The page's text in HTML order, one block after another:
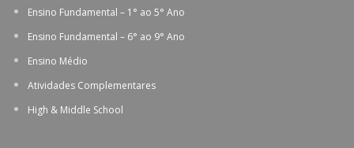
Ensino Fundamental – 1° ao 5° Ano
Ensino Fundamental – 6° ao 9° Ano
Ensino Médio
Atividades Complementares
High & Middle School